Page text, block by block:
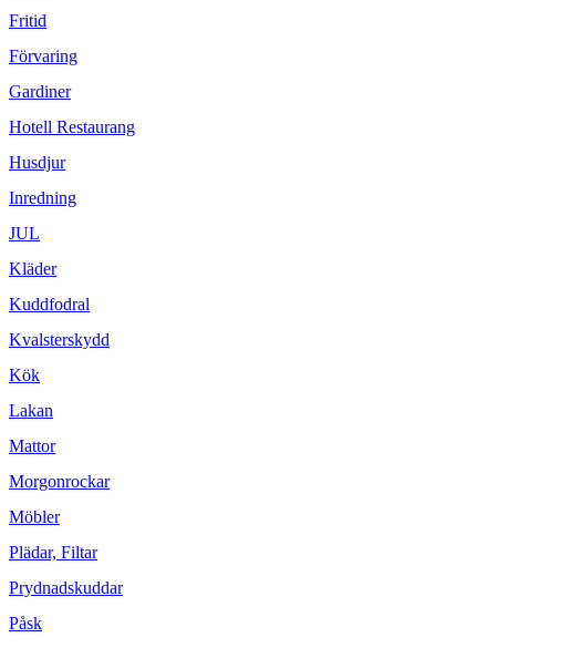
Fritid
Förvaring
Gardiner
Hotell Restaurang
Husdjur
Inredning
JUL
Kläder
Kuddfodral
Kvalsterskydd
Kök
Lakan
Mattor
Morgonrockar
Möbler
Plädar, Filtar
Prydnadskuddar
Påsk